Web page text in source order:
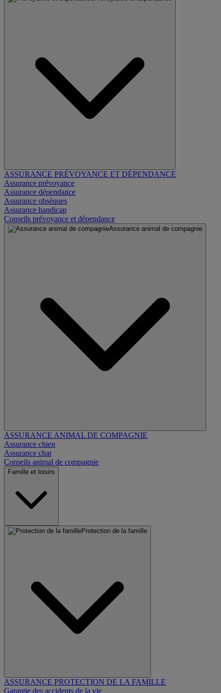
ASSURANCE PRÉVOYANCE ET DÉPENDANCE
Assurance prévoyance
Assurance dépendance
Assurance obsèques
Assurance handicap
Conseils prévoyance et dépendance
Assurance animal de compagnie
ASSURANCE ANIMAL DE COMPAGNIE
Assurance chien
Assurance chat
Conseils animal de compagnie
Famille et loisirs
Protection de la famille
ASSURANCE PROTECTION DE LA FAMILLE
Garantie des accidents de la vie